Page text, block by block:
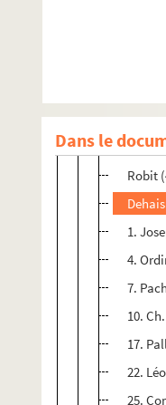
Dans le
Duc
Ulysse
Robit
1.
4.
7.
10.
17.
22.
25.